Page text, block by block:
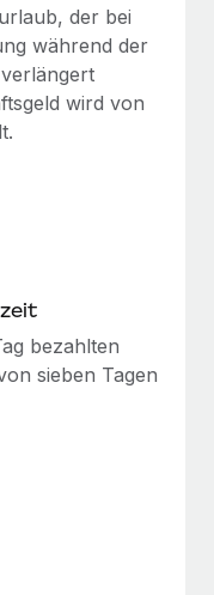
der bei
während der
wird von
bezahlten
sieben Tagen